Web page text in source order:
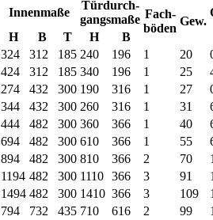
Innenmaße
Türdurch-
gangsmaße Fach-
böden
Gew.
H B T H
B
324 312 185 240 196 1 20
424 312 185 340 196 1 25
274 432 300 190 316 1 27
344 432 300 260 316 1 31
444 482 300 360 366 1 40
694 482 300 610 366 1 55
894 482 300 810 366 2 70
1194 482 300 1110 366 3 91
1494 482 300 1410 366 3 109
794 732 435 710 616 2 99